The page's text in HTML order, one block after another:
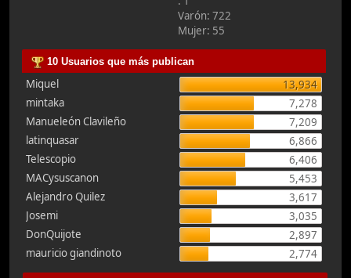
Varón: 722
Mujer: 55
10 Usuarios que más publican
Miquel
13,934
mintaka
7,278
Manueleón Clavileño
7,209
latinquasar
6,866
Telescopio
6,406
MACysuscanon
5,453
Alejandro Quilez
3,617
Josemi
3,035
DonQuijote
2,897
mauricio giandinoto
2,774